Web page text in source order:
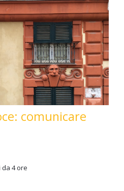
comunicare
4 ore